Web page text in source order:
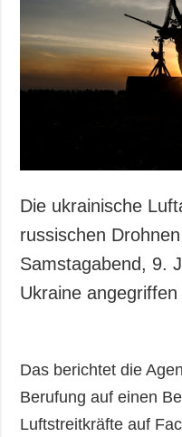
Die ukrainische
russischen
Samstagabend, 9.
Ukraine angegriffen
Das berichtet die
Berufung auf einen
Luftstreitkräfte auf